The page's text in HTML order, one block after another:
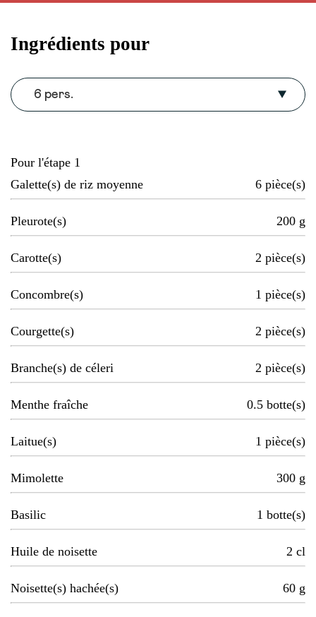
Ingrédients pour
6 pers.
Pour l'étape 1
Galette(s) de riz moyenne
6 pièce(s)
Pleurote(s) 200 g
Carotte(s) 2 pièce(s)
Concombre(s) 1 pièce(s)
Courgette(s) 2 pièce(s)
Branche(s) de céleri 2 pièce(s)
Menthe fraîche 0.5 botte(s)
Laitue(s) 1 pièce(s)
Mimolette 300 g
Basilic 1 botte(s)
Huile de noisette 2 cl
Noisette(s) hachée(s) 60 g